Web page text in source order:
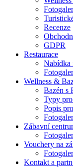
Recenze
GDPR
Restaurace
Nabídka
Wellness &
Bazén s
Typy
Popis
Zábavní
Vouchery na
Kontakt a